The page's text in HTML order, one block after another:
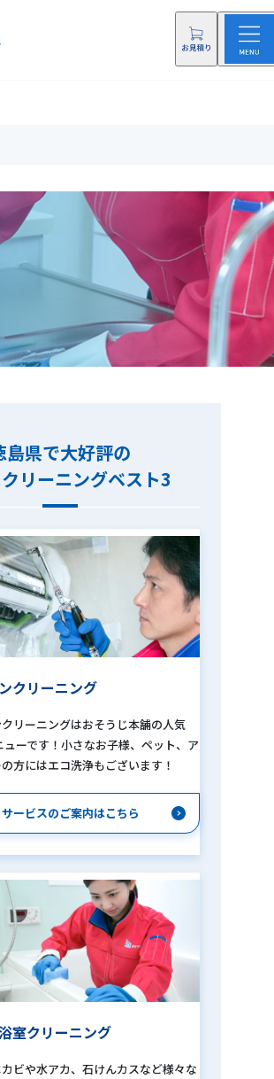
島県で大好評の
リーニングベスト3
クリーニング
リーニングはおそうじ本舗の人気
ューです！小さなお子様、ペット、ア
方にはエコ洗浄もございます！
サービスのご案内はこちら
室クリーニング
ビや水アカ、石けんカスなど様々な